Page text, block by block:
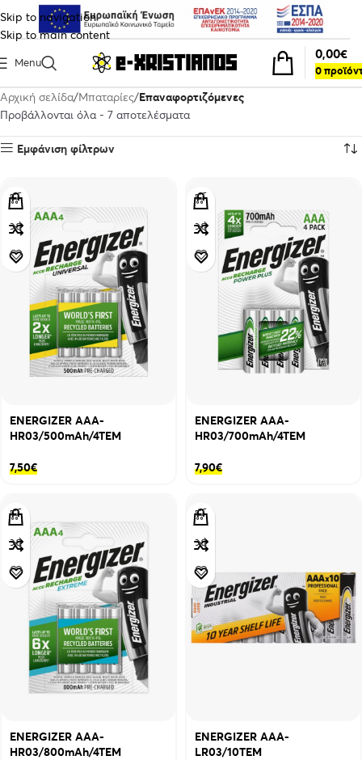
Skip to navigation
Skip to main content
Menu
0
0,00€
Αρχική σελίδα Μπαταρίες Επαναφορτιζόμενες
Προβάλλονται όλα - 7 αποτελέσματα
Εμφάνιση φίλτρων
ENERGIZER AAA-
HR03/500mAh/4TEM
7,50€
ENERGIZER AAA-
HR03/700mAh/4TEM
7,90€
ENERGIZER AAA-
HR03/800mAh/4TEM
ENERGIZER AAA-
LR03/10TEM